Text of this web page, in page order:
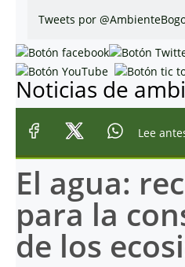
Tweets por
Noticias de
Lee
El agua:
para la
de los